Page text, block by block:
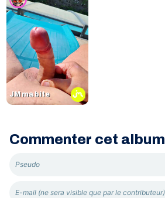
JM ma bite
Commenter cet album